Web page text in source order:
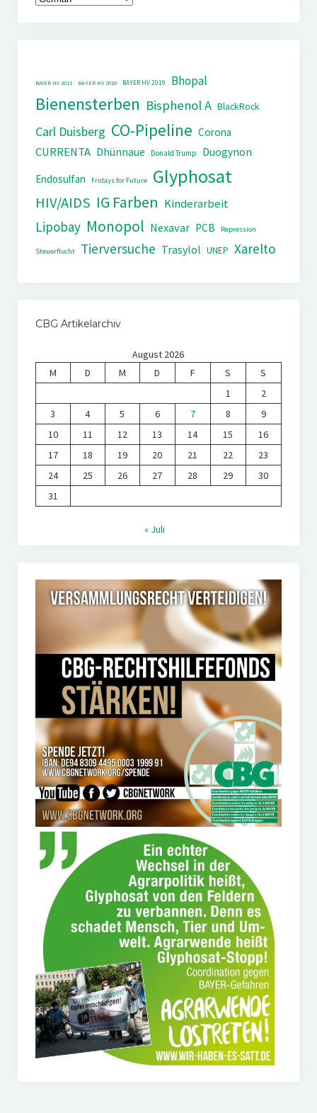
BAYER HV 2011 BAYER HV 2018 BAYER HV 2019 Bhopal
Bienensterben Bisphenol A BlackRock
Carl Duisberg CO-Pipeline Corona
CURRENTA Dhünnaue Donald Trump
Duogynon
Endosulfan
Fridays for Future Glyphosat
HIV/AIDS IG Farben Kinderarbeit
Lipobay Monopol Nexavar PCB Repression
Steuerflucht Tierversuche Trasylol UNEP Xarelto
CBG Artikelarchiv
August 2026
M
D M D F S
S
1
2
3
4 5 6 7 8
9
10
11 12 13 14 15
16
17
18 19 20 21 22
23
24
25 26 27 28 29
30
31
« Juli